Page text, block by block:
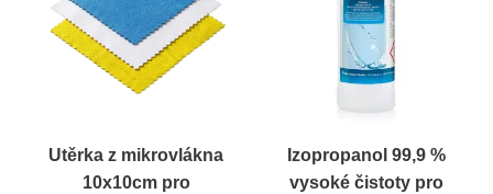
Utěrka z mikrovlákna
10x10cm pro
Izopropanol 99,9 %
vysoké čistoty pro